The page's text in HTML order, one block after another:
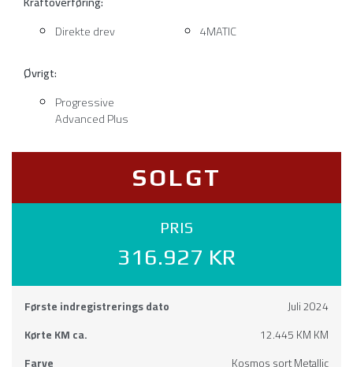
Direkte drev
4MATIC
Øvrigt:
Progressive
Advanced Plus
SOLGT
PRIS
316.927 KR
Første indregistrerings dato
Juli 2024
Kørte KM ca.
12.445 KM KM
Farve
Kosmos sort Metallic